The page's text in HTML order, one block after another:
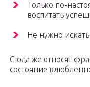
Только по-
воспитать
Не нужно искать
Сюда же относят
состояние